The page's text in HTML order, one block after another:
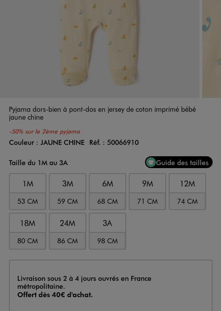
Pyjama dors-bien à pont-dos en jersey de coton imprimé bébé
jaune chine
-50% sur le 2ème pyjama
Couleur
Couleur : JAUNE CHINE Réf. : 50066910
Taille du 1M au 3A
Guide des tailles
1M
53 CM
3M
59 CM
6M
68 CM
9M
71 CM
12M
74 CM
18M
80 CM
24M
86 CM
3A
98 CM
Livraison
Livraison sous 2 à 4 jours ouvrés en France
métropolitaine.
Offert dès 40€ d'achat.